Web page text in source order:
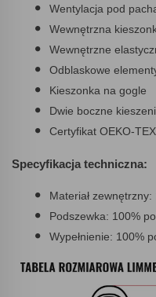
Wentylacja pod
Wewnętrzna
Wewnętrzne
Odblaskowe
Kieszonka na gogle
Dwie boczne
Certyfikat OEKO-TEX
Specyfikacja techniczna:
Materiał
Podszewka: 100%
Wypełnienie: 100%